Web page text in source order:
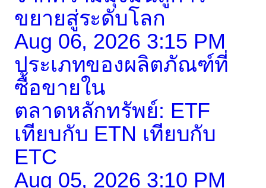
ขยายสู่ระดับโลก
Aug 06, 2026 3:15 PM
ประเภทของผลิตภัณฑ์ที่
ซื้อขายใน
ตลาดหลักทรัพย์: ETF
เทียบกับ ETN เทียบกับ
ETC
Aug 05, 2026 3:10 PM